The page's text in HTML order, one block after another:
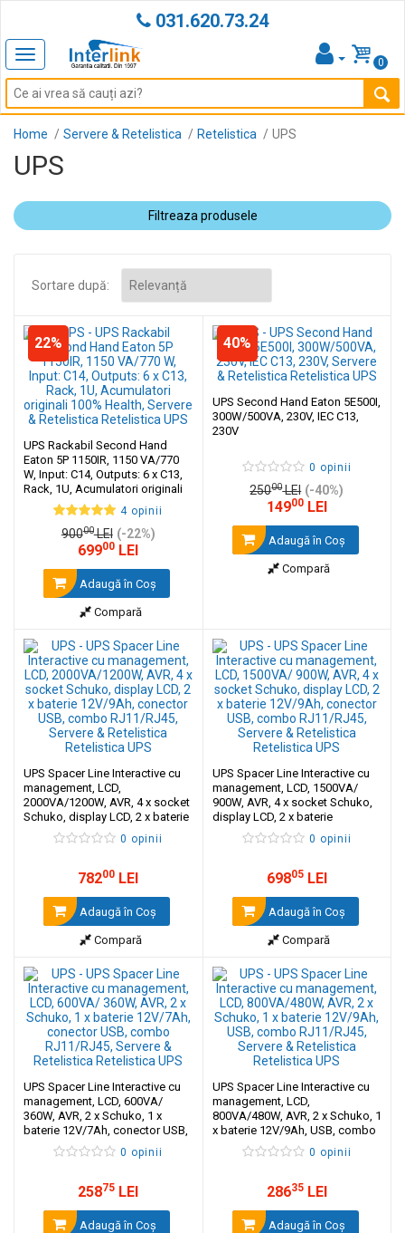
031.620.73.24
Toggle
navigation
0
Home Servere & Retelistica Retelistica UPS
UPS
Filtreaza produsele
Sortare după:
22%
UPS Rackabil Second Hand
Eaton 5P 1150IR, 1150 VA/770
W, Input: C14, Outputs: 6 x C13,
Rack, 1U, Acumulatori originali
100% Health
4 opinii
90000LEI (-22%)
69900 LEI
Adaugă în Coş
Compară
40%
UPS Second Hand Eaton 5E500I,
300W/500VA, 230V, IEC C13,
230V
0 opinii
25000LEI (-40%)
14900LEI
Adaugă în Coş
Compară
UPS Spacer Line Interactive cu
management, LCD,
2000VA/1200W, AVR, 4 x socket
Schuko, display LCD, 2 x baterie
12V/9Ah, conector USB, combo
RJ11/RJ45
0 opinii
78200 LEI
Adaugă în Coş
Compară
UPS Spacer Line Interactive cu
management, LCD, 1500VA/
900W, AVR, 4 x socket Schuko,
display LCD, 2 x baterie
12V/9Ah, conector USB, combo
RJ11/RJ45
0 opinii
69805LEI
Adaugă în Coş
Compară
UPS Spacer Line Interactive cu
management, LCD, 600VA/
360W, AVR, 2 x Schuko, 1 x
baterie 12V/7Ah, conector USB,
combo RJ11/RJ45
0 opinii
25875 LEI
Adaugă în Coş
UPS Spacer Line Interactive cu
management, LCD,
800VA/480W, AVR, 2 x Schuko, 1
x baterie 12V/9Ah, USB, combo
RJ11/RJ45
0 opinii
28635LEI
Adaugă în Coş